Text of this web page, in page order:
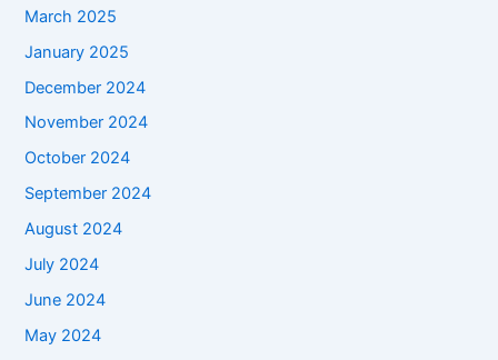
March 2025
January 2025
December 2024
November 2024
October 2024
September 2024
August 2024
July 2024
June 2024
May 2024